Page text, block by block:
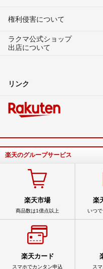
権利侵害について
ラクマ公式ショップ
出店について
リンク
楽天のグループサービス
楽天市場
商品数は1億点以上
楽
いつ
楽天カード
スマホでカンタン申込 ス